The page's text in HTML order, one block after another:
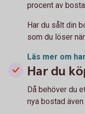
procent av
Har du sålt din
som du löser
Läs mer om
Har du
Då behöver du
nya bostad